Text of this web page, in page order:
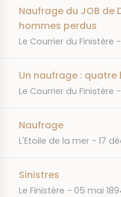
Naufrage du JOB de
hommes perdus
JOURNAL
Le Courrier du Finistère
Un naufrage : quatre
JOURNAL
Le Courrier du Finistère
Naufrage
JOURNAL
L'Etoile de la mer DATE
17
Sinistres
JOURNAL
Le Finistère DATE
05 mai